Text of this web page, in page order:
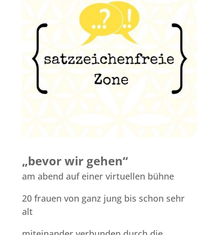
„bevor wir gehen“
am abend auf einer virtuellen bühne
20 frauen von ganz jung bis schon sehr
alt